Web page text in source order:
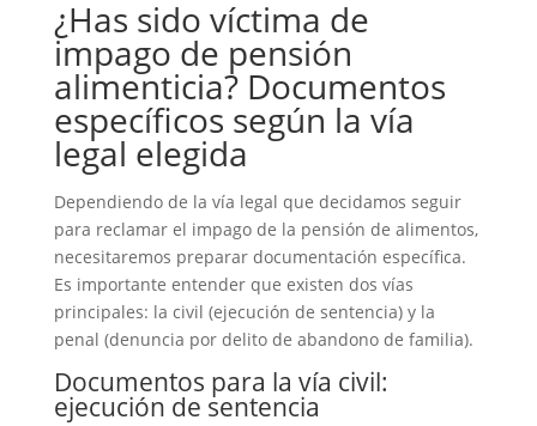
¿Has sido víctima de
impago de pensión
alimenticia? Documentos
específicos según la vía
legal elegida
Dependiendo de la vía legal que decidamos seguir
para reclamar el impago de la pensión de alimentos,
necesitaremos preparar documentación específica.
Es importante entender que existen dos vías
principales: la civil (ejecución de sentencia) y la
penal (denuncia por delito de abandono de familia).
Documentos para la vía civil:
ejecución de sentencia